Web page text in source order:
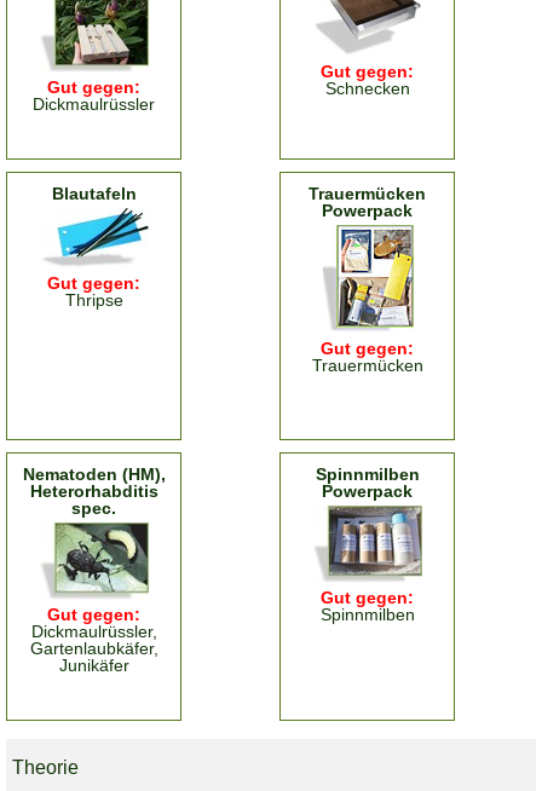
Gut gegen:
Dickmaulrüssler
Blautafeln
Gut gegen:
Thripse
Nematoden (HM),
Heterorhabditis
spec.
Gut gegen:
Dickmaulrüssler,
Gartenlaubkäfer,
Junikäfer
Gut gegen:
Schnecken
Trauermücken
Powerpack
Gut gegen:
Trauermücken
Spinnmilben
Powerpack
Gut gegen:
Spinnmilben
Theorie